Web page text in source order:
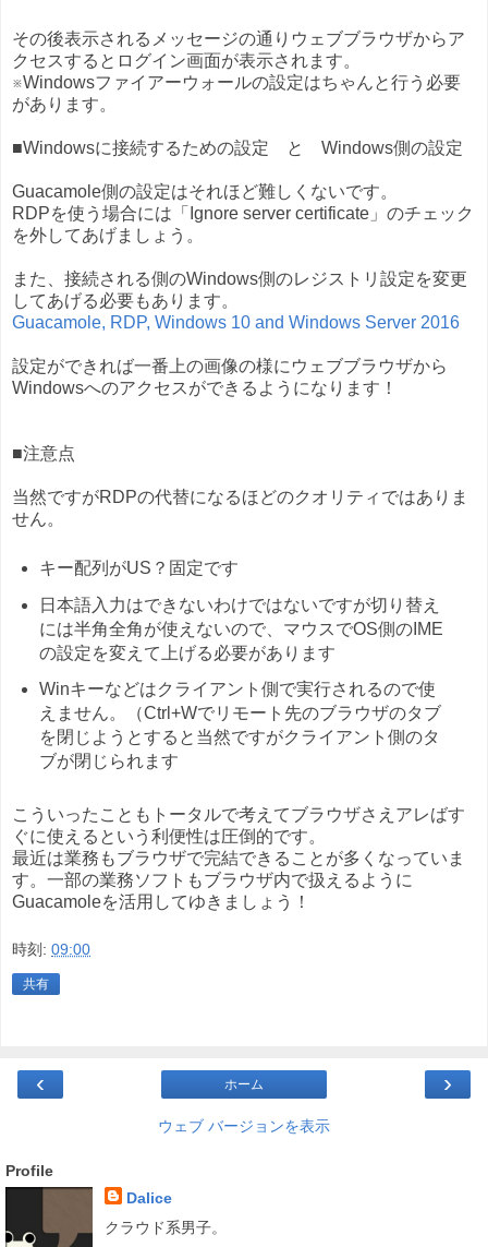
その後表示されるメッセージの通りウェブブラウザからア
クセスするとログイン画面が表示されます。
※Windowsファイアーウォールの設定はちゃんと行う必要
があります。
■Windowsに接続するための設定 と Windows側の設定
Guacamole側の設定はそれほど難しくないです。
RDPを使う場合には「Ignore server certificate」のチェック
を外してあげましょう。
また、接続される側のWindows側のレジストリ設定を変更
してあげる必要もあります。
Guacamole, RDP, Windows 10 and Windows Server 2016
設定ができれば一番上の画像の様にウェブブラウザから
Windowsへのアクセスができるようになります！
■注意点
当然ですがRDPの代替になるほどのクオリティではありま
せん。
キー配列がUS？固定です
日本語入力はできないわけではないですが切り替え
には半角全角が使えないので、マウスでOS側のIME
の設定を変えて上げる必要があります
Winキーなどはクライアント側で実行されるので使
えません。（Ctrl+Wでリモート先のブラウザのタブ
を閉じようとすると当然ですがクライアント側のタ
ブが閉じられます
こういったこともトータルで考えてブラウザさえアレばす
ぐに使えるという利便性は圧倒的です。
最近は業務もブラウザで完結できることが多くなっていま
す。一部の業務ソフトもブラウザ内で扱えるように
Guacamoleを活用してゆきましょう！
時刻: 09:00
共有
‹ ›
ホーム
ウェブ バージョンを表示
Profile
Dalice
クラウド系男子。